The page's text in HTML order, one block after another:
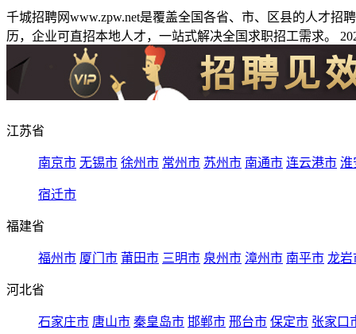
千城招聘网www.zpw.net是覆盖全国各省、市、区县的人才
历，企业可直招本地人才，一站式解决全国求职招工需求。
江苏省
南京市 无锡市 徐州市 常州市 苏州市 南通市 连云港市 淮
宿迁市
福建省
福州市 厦门市 莆田市 三明市 泉州市 漳州市 南平市 龙岩
河北省
石家庄市 唐山市 秦皇岛市 邯郸市 邢台市 保定市 张家口